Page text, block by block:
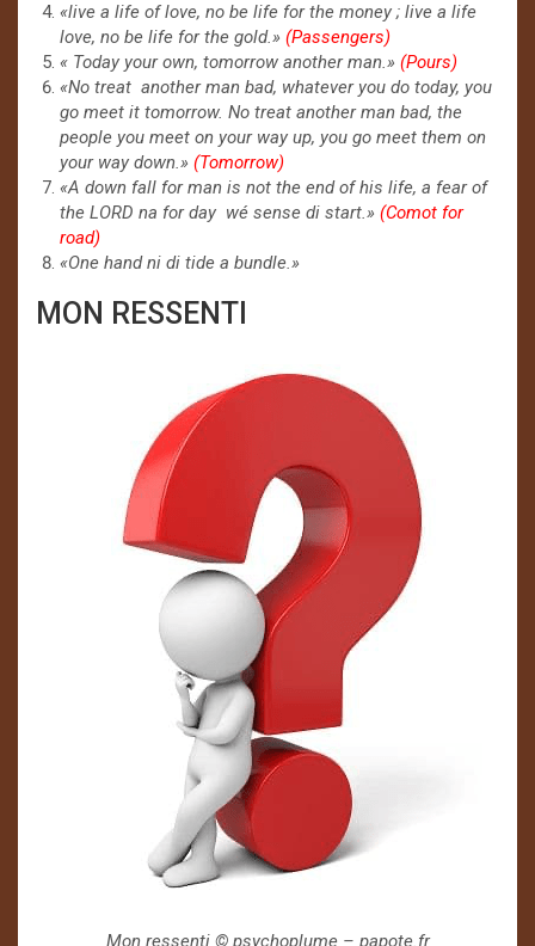
«live a life of love, no be life for the money ; live a life
love, no be life for the gold.» (Passengers)
« Today your own, tomorrow another man.» (Pours)
«No treat another man bad, whatever you do today, you
go meet it tomorrow. No treat another man bad, the
people you meet on your way up, you go meet them on
your way down.» (Tomorrow)
«A down fall for man is not the end of his life, a fear of
the LORD na for day wé sense di start.» (Comot for
road)
«One hand ni di tide a bundle.»
MON RESSENTI
Mon ressenti ©️ psychoplume – papote.fr